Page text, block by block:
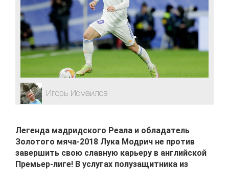
Игорь Исмаилов
Легенда мадридского Реала и обладатель
Золотого мяча-2018 Лука Модрич не против
завершить свою славную карьеру в английской
Премьер-лиге! В услугах полузащитника из